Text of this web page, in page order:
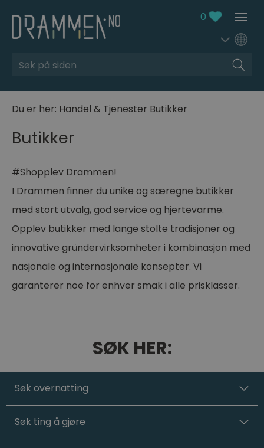
0
Søk
Du er her: Handel & Tjenester Butikker
Butikker
#Shopplev Drammen!
I Drammen finner du unike og særegne butikker
med stort utvalg, god service og hjertevarme.
Opplev butikker med lange stolte tradisjoner og
innovative gründervirksomheter i kombinasjon med
nasjonale og internasjonale konsepter. Vi
garanterer noe for enhver smak i alle prisklasser.
SØK HER:
Søk overnatting
Søk ting å gjøre